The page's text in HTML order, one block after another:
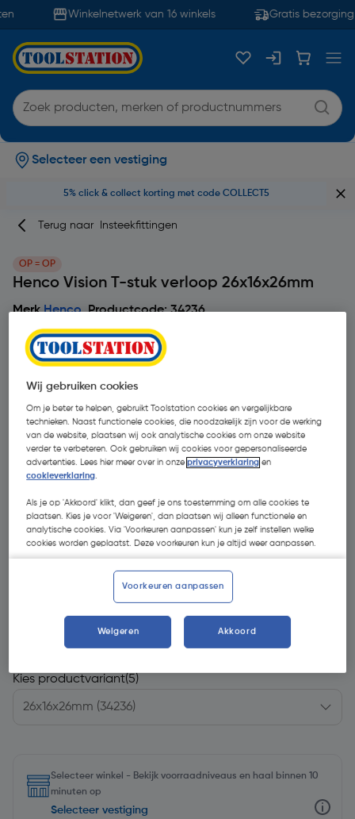
Winkelnetwerk van 16 winkels Gratis bezorging
Selecteer een vestiging
5% click & collect korting met code COLLECT5
Terug naar Insteekfittingen
OP = OP
Henco Vision T-stuk verloop 26x16x26mm
MerkHenco Productcode: 34236
€ 10,31 | Excl. btw € 8,52
Kies productvariant(5)
Selecteer winkel - Bekijk voorraadniveaus en haal binnen 10
minuten op
Selecteer vestiging
Wij gebruiken cookies
Om je beter te helpen, gebruikt Toolstation cookies en vergelijkbare
technieken. Naast functionele cookies, die noodzakelijk zijn voor de werking
van de website, plaatsen wij ook analytische cookies om onze website
verder te verbeteren. Ook gebruiken wij cookies voor gepersonaliseerde
advertenties. Lees hier meer over in onzeprivacyverklaring en
cookieverklaring.
Als je op 'Akkoord' klikt, dan geef je ons toestemming om alle cookies te
plaatsen. Kies je voor 'Weigeren', dan plaatsen wij alleen functionele en
analytische cookies. Via 'Voorkeuren aanpassen' kun je zelf instellen welke
cookies worden geplaatst. Deze voorkeuren kun je altijd weer aanpassen.
Voorkeuren aanpassen
Weigeren Akkoord